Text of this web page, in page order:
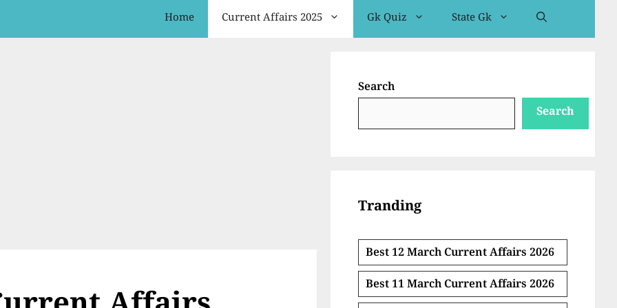
Home Current Affairs 2025 Gk Quiz State Gk
Search
Search
Tranding
Best 12 March Current Affairs 2026
Best 11 March Current Affairs 2026